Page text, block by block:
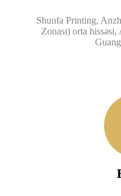
Shunfa Printing,
Zonası) orta